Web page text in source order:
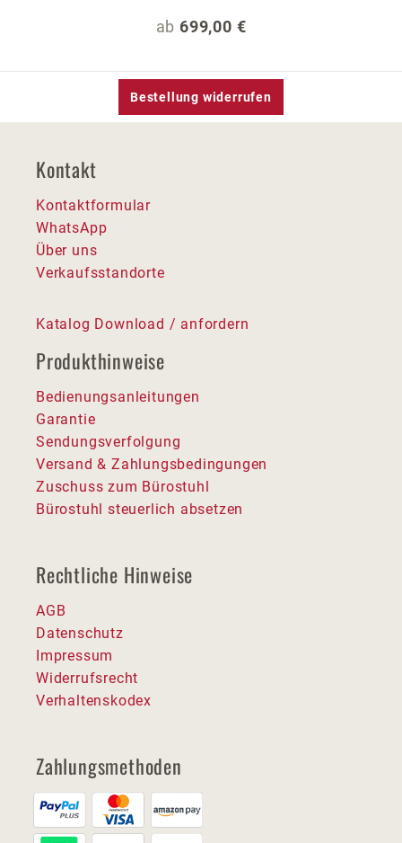
Regulärer Preis:
ab 699,00 €
Bestellung widerrufen
Kontakt
Kontaktformular
WhatsApp
Über uns
Verkaufsstandorte
Katalog Download / anfordern
Produkthinweise
Bedienungsanleitungen
Garantie
Sendungsverfolgung
Versand & Zahlungsbedingungen
Zuschuss zum Bürostuhl
Bürostuhl steuerlich absetzen
Rechtliche Hinweise
AGB
Datenschutz
Impressum
Widerrufsrecht
Verhaltenskodex
Zahlungsmethoden